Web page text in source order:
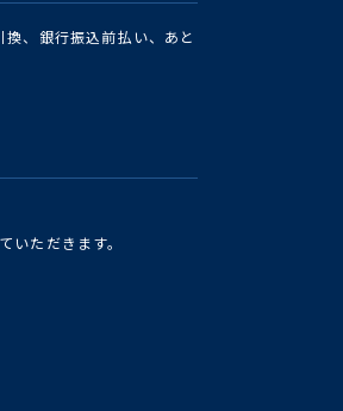
、銀行振込前払い、あと
ただきます。